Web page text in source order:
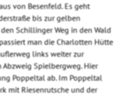
von Besenfeld. Es geht
bis zur gelben
Schillinger Weg in den Wald
man die Charlotten Hütte
links weiter zur
Spielbergweg. Hier
Poppeltal ab. Im Poppeltal
mit Riesenrutsche und der